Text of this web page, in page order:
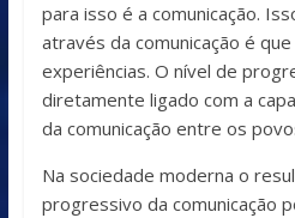
para isso é a comunicação.
através da comunicação é
experiências. O nível de
diretamente ligado com a
da comunicação entre os
Na sociedade moderna o
progressivo da comunicação